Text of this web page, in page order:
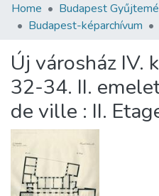
Communities & Collections
Statistics
About us
Home Budapest
Budapest-képarchívum
Új városház IV.
32-34. II.
de ville : II.